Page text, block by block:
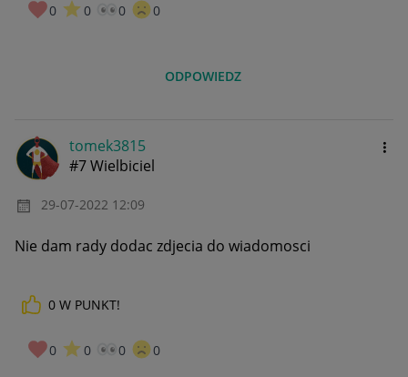
0 0 0 0
ODPOWIEDZ
tomek3815
#7 Wielbiciel
‎29-07-2022 12:09
Nie dam rady dodac zdjecia do wiadomosci
0 W PUNKT!
0 0 0 0